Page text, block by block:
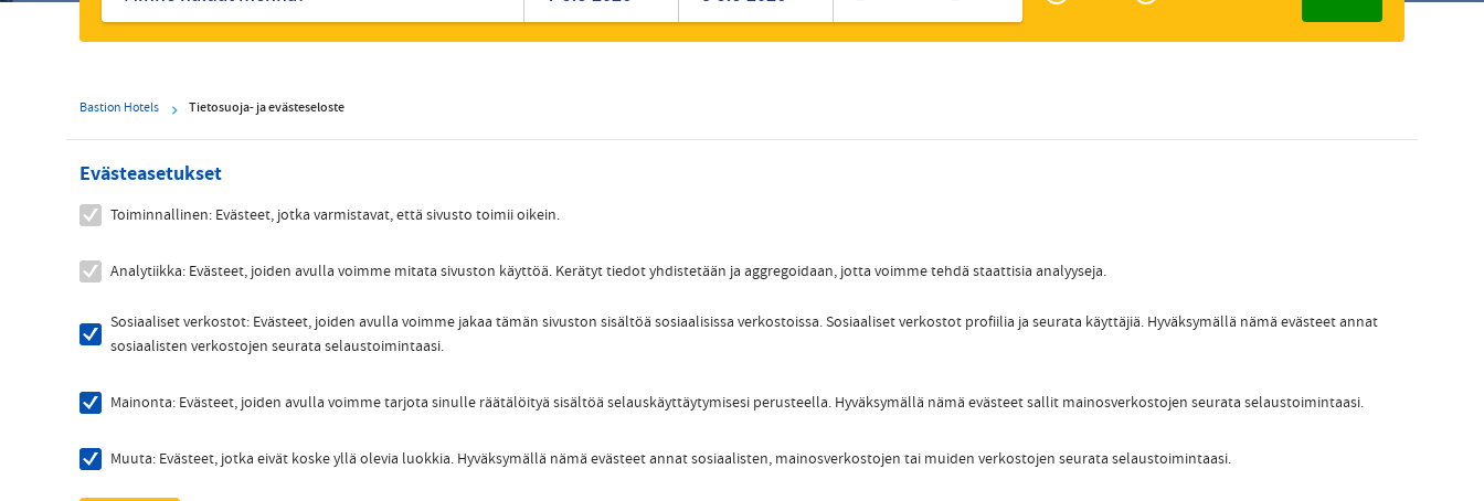
Romanian Turkish
Bastion Hotels Tietosuoja- ja evästeseloste
Evästeasetukset
Toiminnallinen: Evästeet, jotka varmistavat, että sivusto toimii oikein.
Analytiikka: Evästeet, joiden avulla voimme mitata sivuston käyttöä. Kerätyt tiedot yhdistetään ja aggregoidaan, jotta voimme tehdä staattisia analyyseja.
Sosiaaliset verkostot: Evästeet, joiden avulla voimme jakaa tämän sivuston sisältöä sosiaalisissa verkostoissa. Sosiaaliset verkostot profiilia ja seurata käyttäjiä. Hyväksymällä nämä evästeet annat
sosiaalisten verkostojen seurata selaustoimintaasi.
Mainonta: Evästeet, joiden avulla voimme tarjota sinulle räätälöityä sisältöä selauskäyttäytymisesi perusteella. Hyväksymällä nämä evästeet sallit mainosverkostojen seurata selaustoimintaasi.
Muuta: Evästeet, jotka eivät koske yllä olevia luokkia. Hyväksymällä nämä evästeet annat sosiaalisten, mainosverkostojen tai muiden verkostojen seurata selaustoimintaasi.